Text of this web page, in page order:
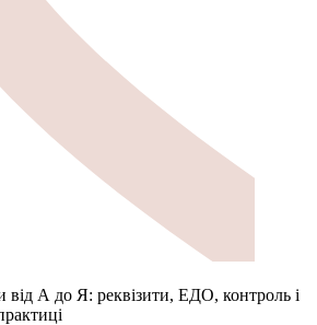
від А до Я: реквізити, ЕДО, контроль і